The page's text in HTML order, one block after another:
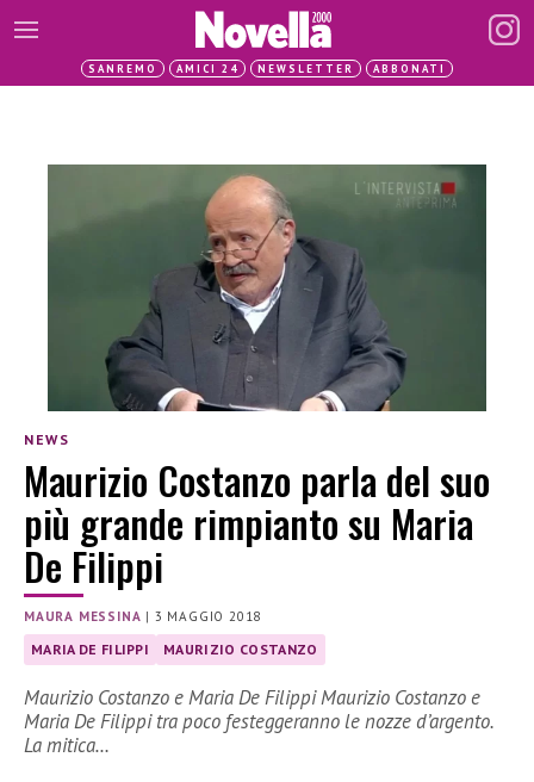
SANREMO AMICI 24 NEWSLETTER ABBONATI
NEWS
Maurizio Costanzo parla del suo
più grande rimpianto su Maria
De Filippi
MAURA MESSINA | 3 MAGGIO 2018
MARIA DE FILIPPI MAURIZIO COSTANZO
Maurizio Costanzo e Maria De Filippi Maurizio Costanzo e
Maria De Filippi tra poco festeggeranno le nozze d’argento.
La mitica…